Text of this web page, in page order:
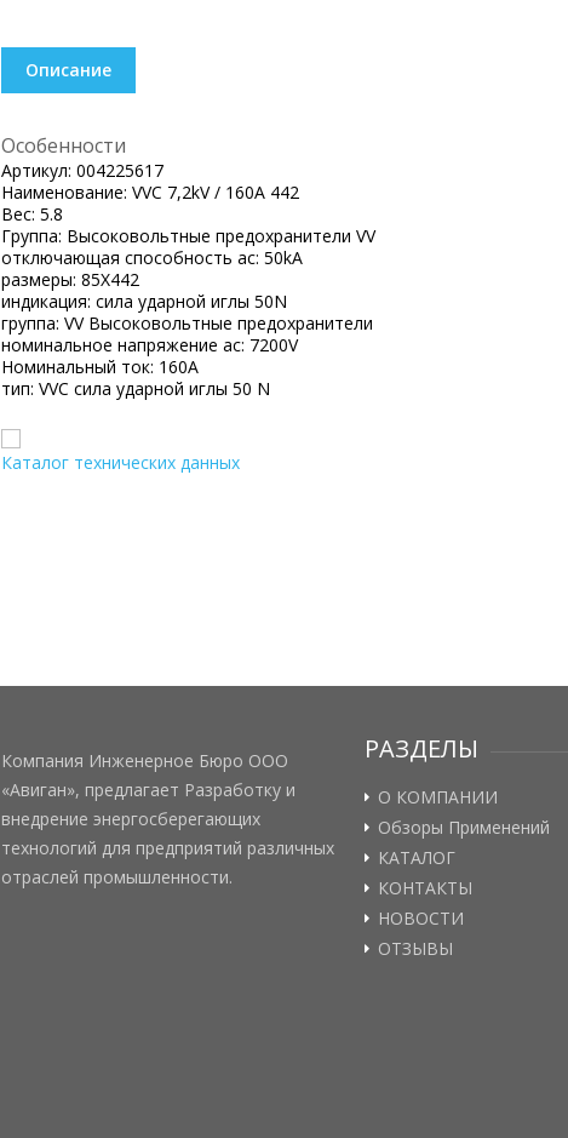
Описание
Особенности
Артикул: 004225617
Наименование: VVC 7,2kV / 160A 442
Вес: 5.8
Группа: Высоковольтные предохранители VV
отключающая способность ac: 50kA
размеры: 85X442
индикация: сила ударной иглы 50N
группа: VV Высоковольтные предохранители
номинальное напряжение ac: 7200V
Номинальный ток: 160A
тип: VVC сила ударной иглы 50 N
Каталог технических данных
Компания Инженерное Бюро ООО
«Авиган», предлагает Разработку и
внедрение энергосберегающих
технологий для предприятий различных
отраслей промышленности.
РАЗДЕЛЫ
О КОМПАНИИ
Обзоры Применений
КАТАЛОГ
КОНТАКТЫ
НОВОСТИ
ОТЗЫВЫ